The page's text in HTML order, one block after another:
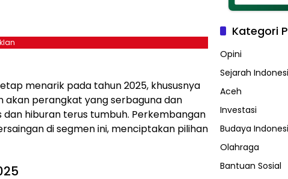
menarik pada tahun 2025, khususnya
akan perangkat yang serbaguna dan
hiburan terus tumbuh. Perkembangan
di segmen ini, menciptakan pilihan
Kategori
Opini
Sejarah
Aceh
Investasi
Budaya
Olahraga
Bantuan Sosial